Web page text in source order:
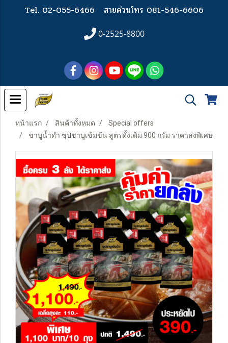
Tel. 02-055-6466 สายด่วนโทร 081-546-6606
0-2525-8800
หน้าแรก สินค้าทั้งหมด
Special offers
ชาบูน้ำดำ ซุปชาบูเข้มข้น สูตรดั้งเดิม 900 กรัม ราคาส่งพิเศษ